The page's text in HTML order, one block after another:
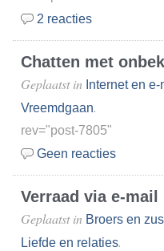
2 reacties
Chatten met
Geplaatst in Internet en e-
Vreemdgaan.
rev="post-7805"
Geen reacties
Verraad via e-mail
Geplaatst in Broers en
Liefde en relaties.